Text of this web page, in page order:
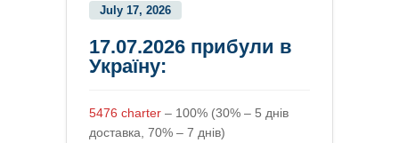
July 17, 2026
17.07.2026 прибули в
Україну:
5476 charter – 100% (30% – 5 днів
доставка, 70% – 7 днів)